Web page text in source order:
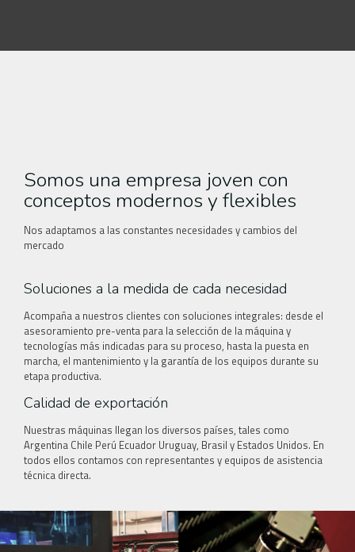
Somos una empresa joven con
conceptos modernos y flexibles
Nos adaptamos a las constantes necesidades y cambios del
mercado
Soluciones a la medida de cada necesidad
Acompaña a nuestros clientes con soluciones integrales: desde el
asesoramiento pre-venta para la selección de la máquina y
tecnologías más indicadas para su proceso, hasta la puesta en
marcha, el mantenimiento y la garantía de los equipos durante su
etapa productiva.
Calidad de exportación
Nuestras máquinas llegan los diversos países, tales como
Argentina Chile Perú Ecuador Uruguay, Brasil y Estados Unidos. En
todos ellos contamos con representantes y equipos de asistencia
técnica directa.